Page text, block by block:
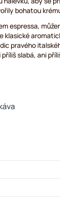
bohatou
espressa,
klasické
pravého
slabá, ani